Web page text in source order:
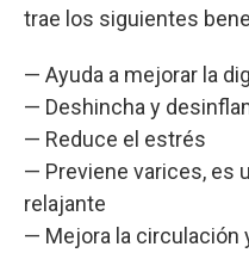
trae los siguientes
— Ayuda a mejorar la
— Deshincha y
— Reduce el estrés
— Previene varices, es
relajante
— Mejora la circulación